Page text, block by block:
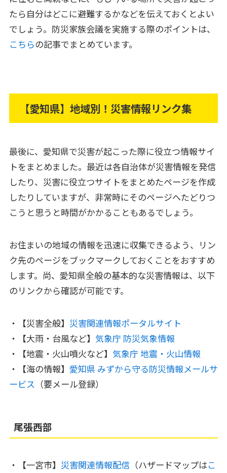
たら自分はどこに避難するかなどを伝えておくとよい
でしょう。防災家族会議を実施する際のポイントは、
こちらの記事でまとめています。
【愛知県】地域別！災害情報リンク集
最後に、愛知県で災害が起こった際に役立つ情報サイ
トをまとめました。最近は各自治体が災害情報を発信
したり、災害に役立つサイトをまとめたページを作成
したりしていますが、非常時にそのページへたどりつ
こうと思うと時間がかかることもあるでしょう。
お住まいの地域の情報を迅速に収集できるよう、リン
ク先のページをブックマークしておくことをおすすめ
します。尚、愛知県全般の基本的な災害情報は、以下
のリンクから確認が可能です。
・【災害全般】 災害関連情報ポータルサイト
・【大雨・台風など】 気象庁 防災気象情報
・【地震・火山噴火など】 気象庁 地震・火山情報
・【海の情報】 愛知県 みずから守る防災情報メールサ
ービス （要メール登録）
尾張西部
・【一宮市】 災害関連情報配信 （ハザードマップはこ